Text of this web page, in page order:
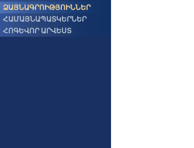
ՁԱՅՆԱԳՐՈԻԹՅՈԻՆՆԵՐ
ՀԱՄԱՅՆԱՊԱՏԿԵՐՆԵՐ
ՀՈԳԵՎՈՐ ԱՐՎԵՍՏ